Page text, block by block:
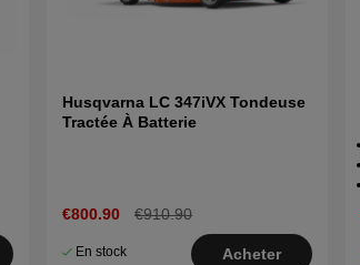
Husqvarna LC 347iVX Tondeuse
Tractée À Batterie
€800.90 €910.90
En stock Acheter